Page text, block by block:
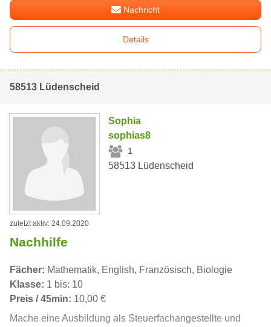
Nachricht
Details
58513 Lüdenscheid
Sophia
sophias8
1
58513 Lüdenscheid
zuletzt aktiv: 24.09.2020
Nachhilfe
Fächer: Mathematik, English, Französisch, Biologie
Klasse: 1 bis: 10
Preis / 45min: 10,00 €
Mache eine Ausbildung als Steuerfachangestellte und